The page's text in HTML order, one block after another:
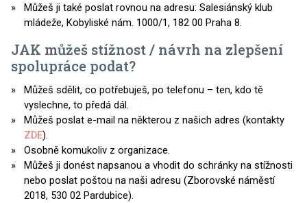
Můžeš ji také poslat rovnou na adresu: Salesiánský klub
mládeže, Kobyliské nám. 1000/1, 182 00 Praha 8.
JAK můžeš stížnost / návrh na zlepšení
spolupráce podat?
Můžeš sdělit, co potřebuješ, po telefonu – ten, kdo tě
vyslechne, to předá dál.
Můžeš poslat e-mail na některou z našich adres (kontakty
ZDE).
Osobně komukoliv z organizace.
Můžeš ji donést napsanou a vhodit do schránky na stížnosti
nebo poslat poštou na naši adresu (Zborovské náměstí
2018, 530 02 Pardubice).